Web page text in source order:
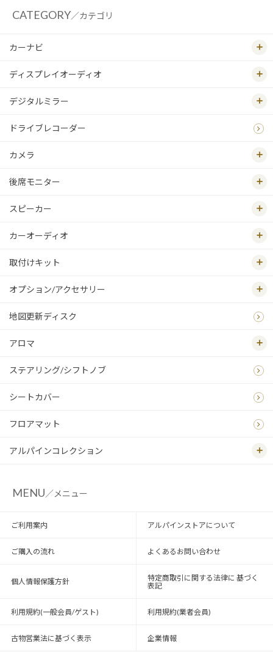
CATEGORY／カテゴリ
カーナビ
ディスプレイオーディオ
デジタルミラー
ドライブレコーダー
カメラ
後席モニター
スピーカー
カーオーディオ
取付けキット
オプション/アクセサリー
地図更新ディスク
アロマ
ステアリング/シフトノブ
シートカバー
フロアマット
アルパインコレクション
MENU／メニュー
ご利用案内 アルパインストアについて
ご購入の流れ よくあるお問い合わせ
個人情報保護方針
特定商取引に関する法律に 基づく
表記
利用規約(一般会員/ゲスト) 利用規約(業者会員)
古物営業法に基づく表示 企業情報